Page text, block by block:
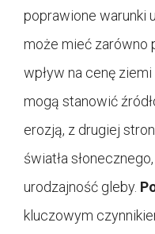
poprawione warunki
może mieć zarówno
wpływ na cenę
mogą stanowić
erozją, z drugiej
światła
urodzajność gleby.
kluczowym